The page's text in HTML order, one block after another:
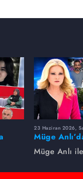
23 Haziran 2026,
Müge
sarsıldı!
aile
Müge Anlı